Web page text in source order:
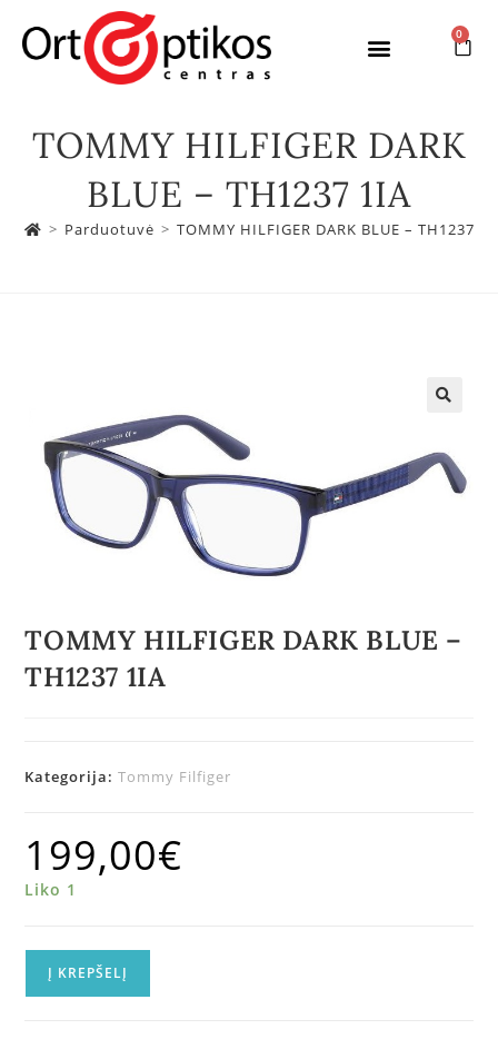
0
TOMMY HILFIGER DARK
BLUE – TH1237 1IA
> Parduotuvė > TOMMY HILFIGER DARK BLUE – TH1237
TOMMY HILFIGER DARK BLUE –
TH1237 1IA
Kategorija:Tommy Filfiger
199,00€
Liko 1
Į KREPŠELĮ